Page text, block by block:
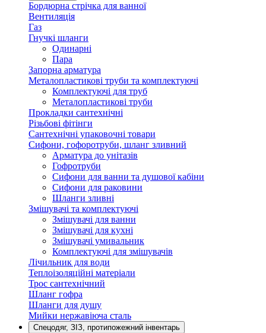
Бордюрна стрічка для ванної
Вентиляція
Газ
Гнучкі шланги
Одинарні
Пара
Запорна арматура
Металопластикові труби та комплектуючі
Комплектуючі для труб
Металопластикові труби
Прокладки сантехнічні
Різьбові фітінги
Сантехнічні упаковочні товари
Сифони, гофоротруби, шланг зливний
Арматура до унітазів
Гофротруби
Сифони для ванни та душової кабіни
Сифони для раковини
Шланги зливні
Змішувачі та комплектуючі
Змішувачі для ванни
Змішувачі для кухні
Змішувачі умивальник
Комплектуючі для змішувачів
Лічильник для води
Теплоізоляційні матеріали
Трос сантехнічний
Шланг гофра
Шланги для душу
Мийки нержавіюча сталь
Спецодяг, ЗІЗ, протипожежний інвентарь